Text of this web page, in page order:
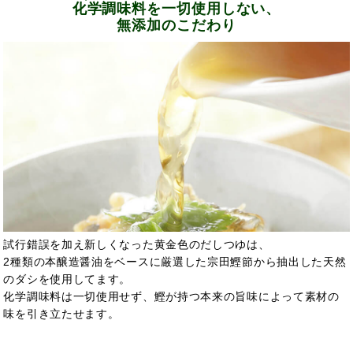
化学調味料を一切使用しない、
無添加のこだわり
試行錯誤を加え新しくなった黄金色のだしつゆは、
2種類の本醸造醤油をベースに厳選した宗田鰹節から抽出した天然
のダシを使用してます。
化学調味料は一切使用せず、鰹が持つ本来の旨味によって素材の
味を引き立たせます。